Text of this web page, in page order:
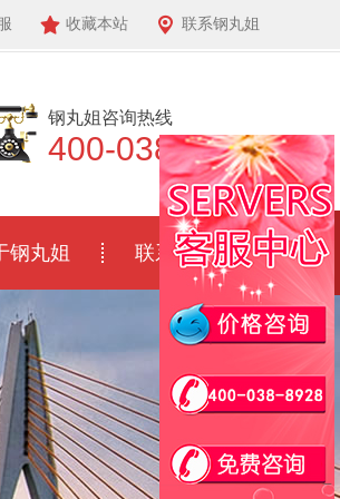
收藏本站 联系钢丸姐
钢丸姐咨询热线
400-038-8928
钢丸姐 联系我们